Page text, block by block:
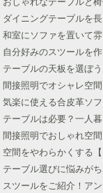
ダイニングテーブルを
和室にソファを置いて
自分好みのスツールを
テーブルの天板を選ぼ
間接照明でオシャレ空
気楽に使える合皮革ソ
テーブルは必要？一人
間接照明でおしゃれ空
空間をやわらかくする
テーブル選びに悩みが
スツールをご紹介！ア